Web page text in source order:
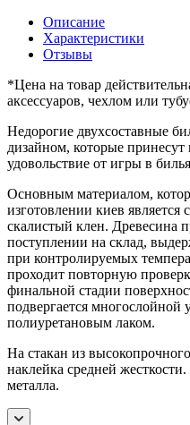
Описание
Характеристики
Отзывы
*Цена на товар
аксессуаров, чехлом или
Недорогие двухсоставные
дизайном, которые
удовольствие от игры в
Основным материалом,
изготовлении киев является
скалистый клен. Древесина
поступлении на склад,
при контролируемых
проходит повторную
финальной стадии
подвергается многослойной
полиуретановым лаком.
На стакан из
наклейка средней
металла.